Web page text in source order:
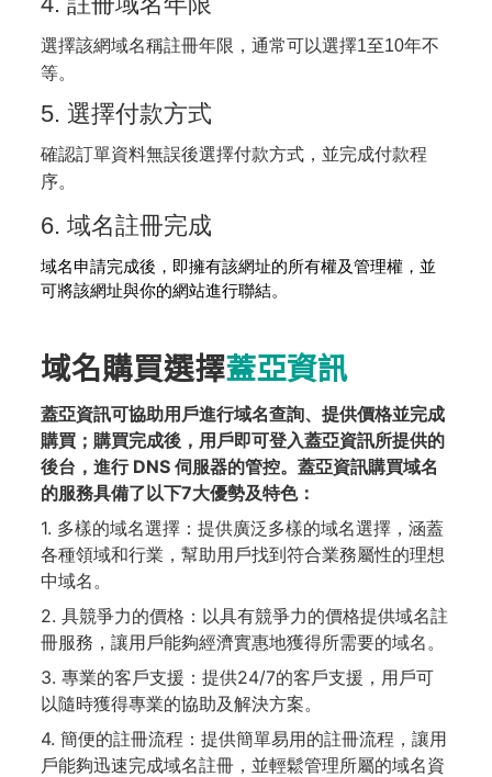
選擇該網域名稱註冊年限，通常可以選擇1至10年不
等。
5. 選擇付款方式
確認訂單資料無誤後選擇付款方式，並完成付款程
序。
6. 域名註冊完成
域名申請完成後，即擁有該網址的所有權及管理權，並
可將該網址與你的網站進行聯結。
域名購買選擇蓋亞資訊
蓋亞資訊可協助用戶進行域名查詢、提供價格並完成
購買；購買完成後，用戶即可登入蓋亞資訊所提供的
後台，進行 DNS 伺服器的管控。蓋亞資訊購買域名
的服務具備了以下7大優勢及特色：
1. 多樣的域名選擇：提供廣泛多樣的域名選擇，涵蓋
各種領域和行業，幫助用戶找到符合業務屬性的理想
中域名。
2. 具競爭力的價格：以具有競爭力的價格提供域名註
冊服務，讓用戶能夠經濟實惠地獲得所需要的域名。
3. 專業的客戶支援：提供24/7的客戶支援，用戶可
以隨時獲得專業的協助及解決方案。
4. 簡便的註冊流程：提供簡單易用的註冊流程，讓用
戶能夠迅速完成域名註冊，並輕鬆管理所屬的域名資